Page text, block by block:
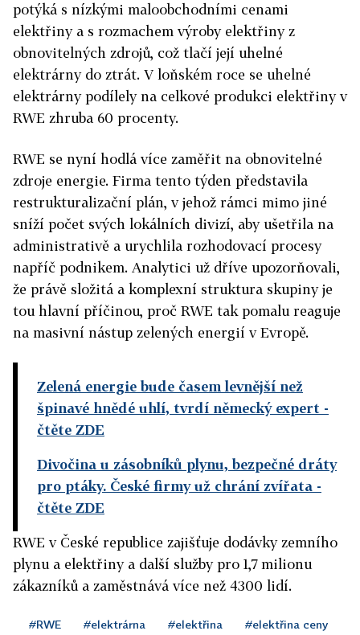
potýká s nízkými maloobchodními cenami
elektřiny a s rozmachem výroby elektřiny z
obnovitelných zdrojů, což tlačí její uhelné
elektrárny do ztrát. V loňském roce se uhelné
elektrárny podílely na celkové produkci elektřiny v
RWE zhruba 60 procenty.
RWE se nyní hodlá více zaměřit na obnovitelné
zdroje energie. Firma tento týden představila
restrukturalizační plán, v jehož rámci mimo jiné
sníží počet svých lokálních divizí, aby ušetřila na
administrativě a urychlila rozhodovací procesy
napříč podnikem. Analytici už dříve upozorňovali,
že právě složitá a komplexní struktura skupiny je
tou hlavní příčinou, proč RWE tak pomalu reaguje
na masivní nástup zelených energií v Evropě.
Zelená energie bude časem levnější než
špinavé hnědé uhlí, tvrdí německý expert -
čtěte ZDE
Divočina u zásobníků plynu, bezpečné dráty
pro ptáky. České firmy už chrání zvířata -
čtěte ZDE
RWE v České republice zajišťuje dodávky zemního
plynu a elektřiny a další služby pro 1,7 milionu
zákazníků a zaměstnává více než 4300 lidí.
#RWE #elektrárna #elektřina #elektřina ceny